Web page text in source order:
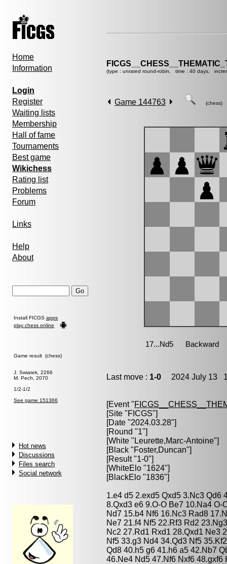
Home
Information
Login
Register
Waiting lists
Membership
Hall of fame
Tournaments
Best game
Wikichess
Rating list
Problems
Forum
Links
Help
About
Install FICGS apps
play chess online
Game result (chess)
J. Swiatek, 2266
M. Pech, 2070
1/2-1/2
See game 151366
Hot news
Discussions
Files search
Social network
(type : unrated round-robin, time : 40 days,
Game 144763 (chess)
Last move : 1-0 2024 July 13
[Event "
[Site "FICGS"]
[Date "2024.03.28"]
[Round "1"]
[White " Leurette,Marc-Antoine"]
[Black "Foster,Duncan"]
[Result "1-0"]
[WhiteElo "1624"]
[BlackElo "1836"]
1.e4 d5 2.exd5 Qxd5 3.Nc3 Qd6
8.Qxd3 e6 9.O-O Be7 10.Na4 O-
Nd7 15.b4 Nf6 16.Nc3 Rad8
Ne7 21.f4 Nf5 22.Rf3 Rd2
Nc2 27.Rd1 Rxd1 28.Qxd1 Ne3
Nf5 33.g3 Nd4 34.Qd3 Nf5
Qd8 40.h5 g6 41.h6 a5 42.Nb7
46.Ne4 Nd5 47.Nf6 Nxf6 48.gxf6